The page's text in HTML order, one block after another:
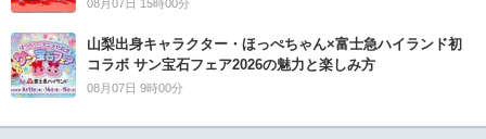
08月07日 15時00分
山梨出身キャラクター・ほっぺちゃん×富士急ハイランド初
コラボ サン宝石フェア2026の魅力と楽しみ方
08月07日 9時00分